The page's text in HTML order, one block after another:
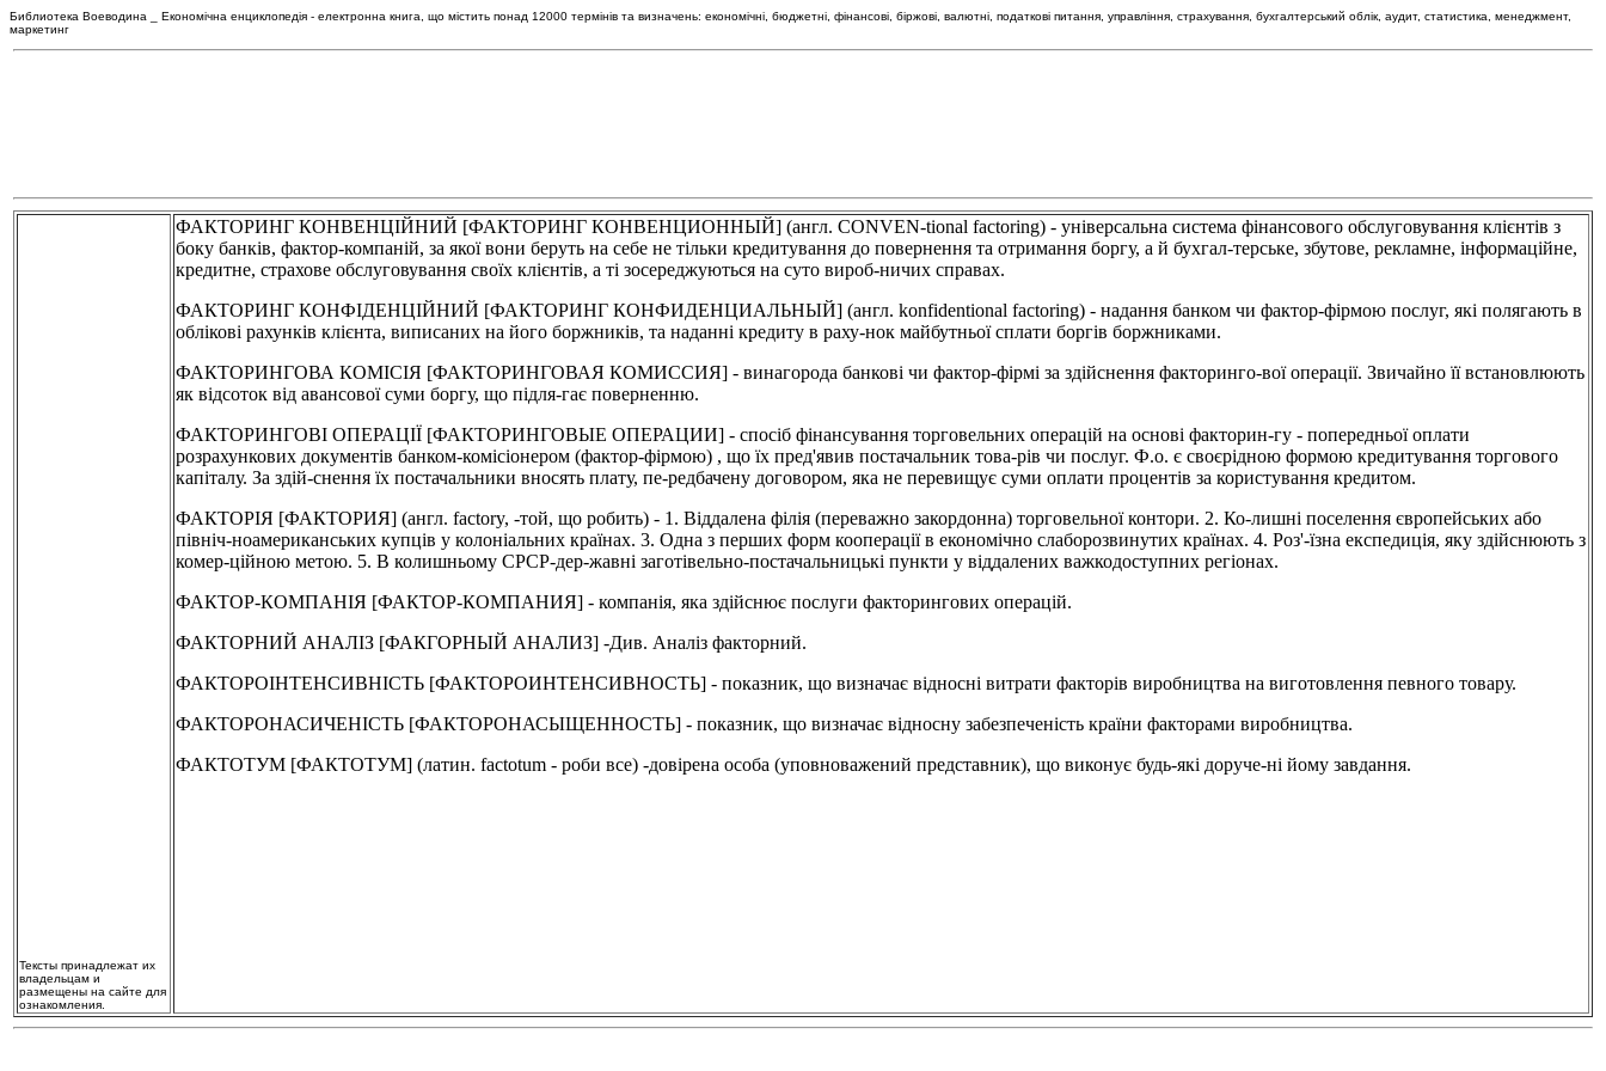
Библиотека Воеводина _ Економічна енциклопедія - електронна книга, що містить понад 12000 термінів та визначень: економічні, бюджетні, фінансові, біржові, валютні, податкові питання, управління, страхування, бухгалтерський облік, аудит, статистика, менеджмент,
маркетинг
Тексты принадлежат их
владельцам и
размещены на сайте для
ознакомления.
ФАКТОРИНГ КОНВЕНЦІЙНИЙ [ФАКТОРИНГ КОНВЕНЦИОННЫЙ] (англ. CONVEN-tional factoring) - універсальна система фінансового обслуговування клієнтів з
боку банків, фактор-компаній, за якої вони беруть на себе не тільки кредитування до повернення та отримання боргу, а й бухгал-терське, збутове, рекламне, інформаційне,
кредитне, страхове обслуговування своїх клієнтів, а ті зосереджуються на суто вироб-ничих справах.
ФАКТОРИНГ КОНФІДЕНЦІЙНИЙ [ФАКТОРИНГ КОНФИДЕНЦИАЛЬНЫЙ] (англ. konfidentional factoring) - надання банком чи фактор-фірмою послуг, які полягають в
облікові рахунків клієнта, виписаних на його боржників, та наданні кредиту в раху-нок майбутньої сплати боргів боржниками.
ФАКТОРИНГОВА КОМІСІЯ [ФАКТОРИНГОВАЯ КОМИССИЯ] - винагорода банкові чи фактор-фірмі за здійснення факторинго-вої операції. Звичайно її встановлюють
як відсоток від авансової суми боргу, що підля-гає поверненню.
ФАКТОРИНГОВІ ОПЕРАЦІЇ [ФАКТОРИНГОВЫЕ ОПЕРАЦИИ] - спосіб фінансування торговельних операцій на основі факторин-гу - попередньої оплати
розрахункових документів банком-комісіонером (фактор-фірмою) , що їх пред'явив постачальник това-рів чи послуг. Ф.о. є своєрідною формою кредитування торгового
капіталу. За здій-снення їх постачальники вносять плату, пе-редбачену договором, яка не перевищує суми оплати процентів за користування кредитом.
ФАКТОРІЯ [ФАКТОРИЯ] (англ. factory, -той, що робить) - 1. Віддалена філія (переважно закордонна) торговельної контори. 2. Ко-лишні поселення європейських або
північ-ноамериканських купців у колоніальних країнах. 3. Одна з перших форм кооперації в економічно слаборозвинутих країнах. 4. Роз'-їзна експедиція, яку здійснюють з
комер-ційною метою. 5. В колишньому СРСР-дер-жавні заготівельно-постачальницькі пункти у віддалених важкодоступних регіонах.
ФАКТОР-КОМПАНІЯ [ФАКТОР-КОМПАНИЯ] - компанія, яка здійснює послуги факторингових операцій.
ФАКТОРНИЙ АНАЛІЗ [ФАКГОРНЫЙ АНАЛИЗ] -Див. Аналіз факторний.
ФАКТОРОІНТЕНСИВНІСТЬ [ФАКТОРОИНТЕНСИВНОСТЬ] - показник, що визначає відносні витрати факторів виробництва на виготовлення певного товару.
ФАКТОРОНАСИЧЕНІСТЬ [ФАКТОРОНАСЫЩЕННОСТЬ] - показник, що визначає відносну забезпеченість країни факторами виробництва.
ФАКТОТУМ [ФАКТОТУМ] (латин. factotum - роби все) -довірена особа (уповноважений представник), що виконує будь-які доруче-ні йому завдання.